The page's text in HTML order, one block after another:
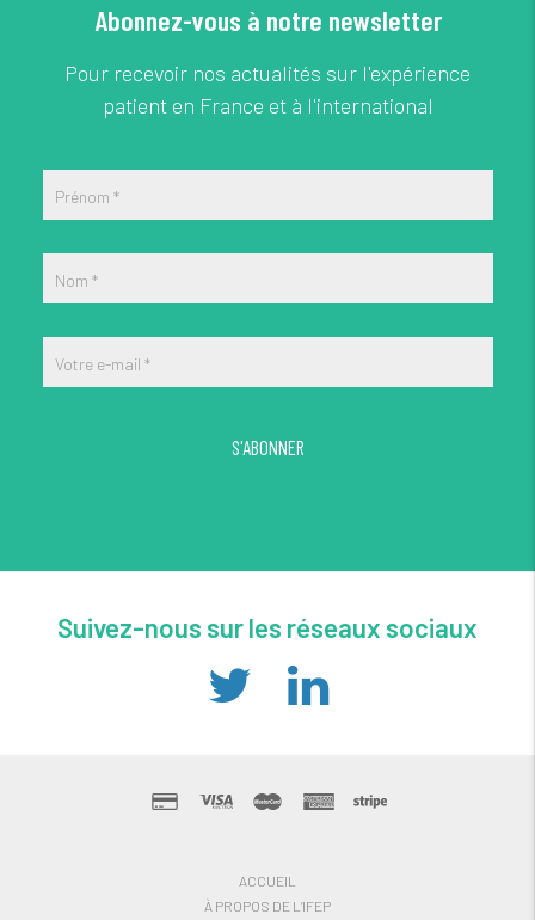
Abonnez-vous à notre newsletter
Pour recevoir nos actualités sur l'expérience
patient en France et à l'international
Prénom *
Nom *
Votre e-mail *
S'ABONNER
Suivez-nous sur les réseaux sociaux
ACCUEIL
À PROPOS DE L’IFEP